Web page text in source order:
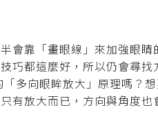
會靠「畫眼線」來加強眼睛
巧都這麼好，所以仍會尋找
多向眼眸放大」原理嗎？
有放大而已，方向與角度也